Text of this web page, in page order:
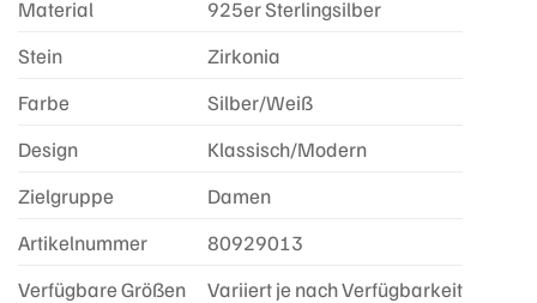
Material
925er Sterlingsilber
Stein
Zirkonia
Farbe
Silber/Weiß
Design
Klassisch/Modern
Zielgruppe
Damen
Artikelnummer
80929013
Verfügbare Größen
Variiert je nach Verfügbarkeit